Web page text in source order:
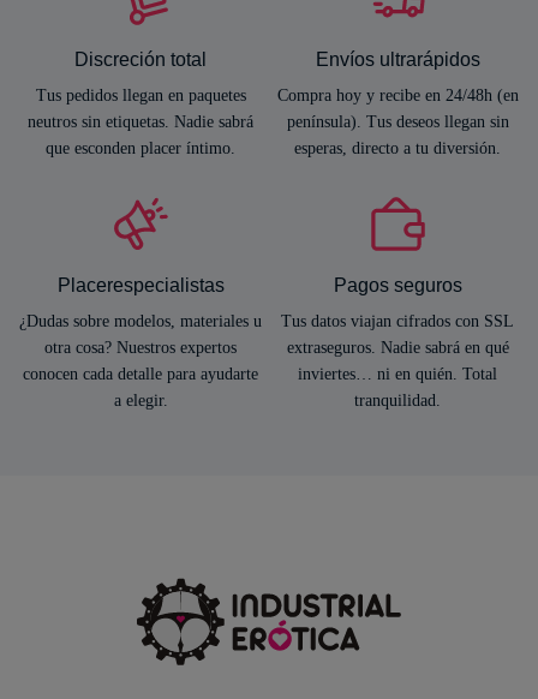
Discreción total
Tus pedidos llegan en paquetes
neutros sin etiquetas. Nadie sabrá
que esconden placer íntimo.
Envíos ultrarápidos
Compra hoy y recibe en 24/48h (en
península). Tus deseos llegan sin
esperas, directo a tu diversión.
Placerespecialistas
¿Dudas sobre modelos, materiales u
otra cosa? Nuestros expertos
conocen cada detalle para ayudarte
a elegir.
Pagos seguros
Tus datos viajan cifrados con SSL
extraseguros. Nadie sabrá en qué
inviertes… ni en quién. Total
tranquilidad.